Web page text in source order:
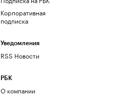
Корпоративная
подписка
Уведомления
RSS Новости
РБК
О компании